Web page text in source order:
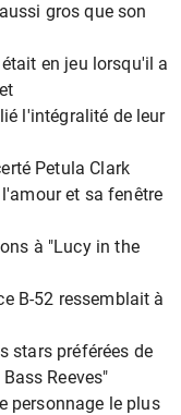
gros que son
en jeu lorsqu'il a
l'intégralité de leur
Petula Clark
et sa fenêtre
à "Lucy in the
B-52 ressemblait à
stars préférées de
Reeves"
personnage le plus